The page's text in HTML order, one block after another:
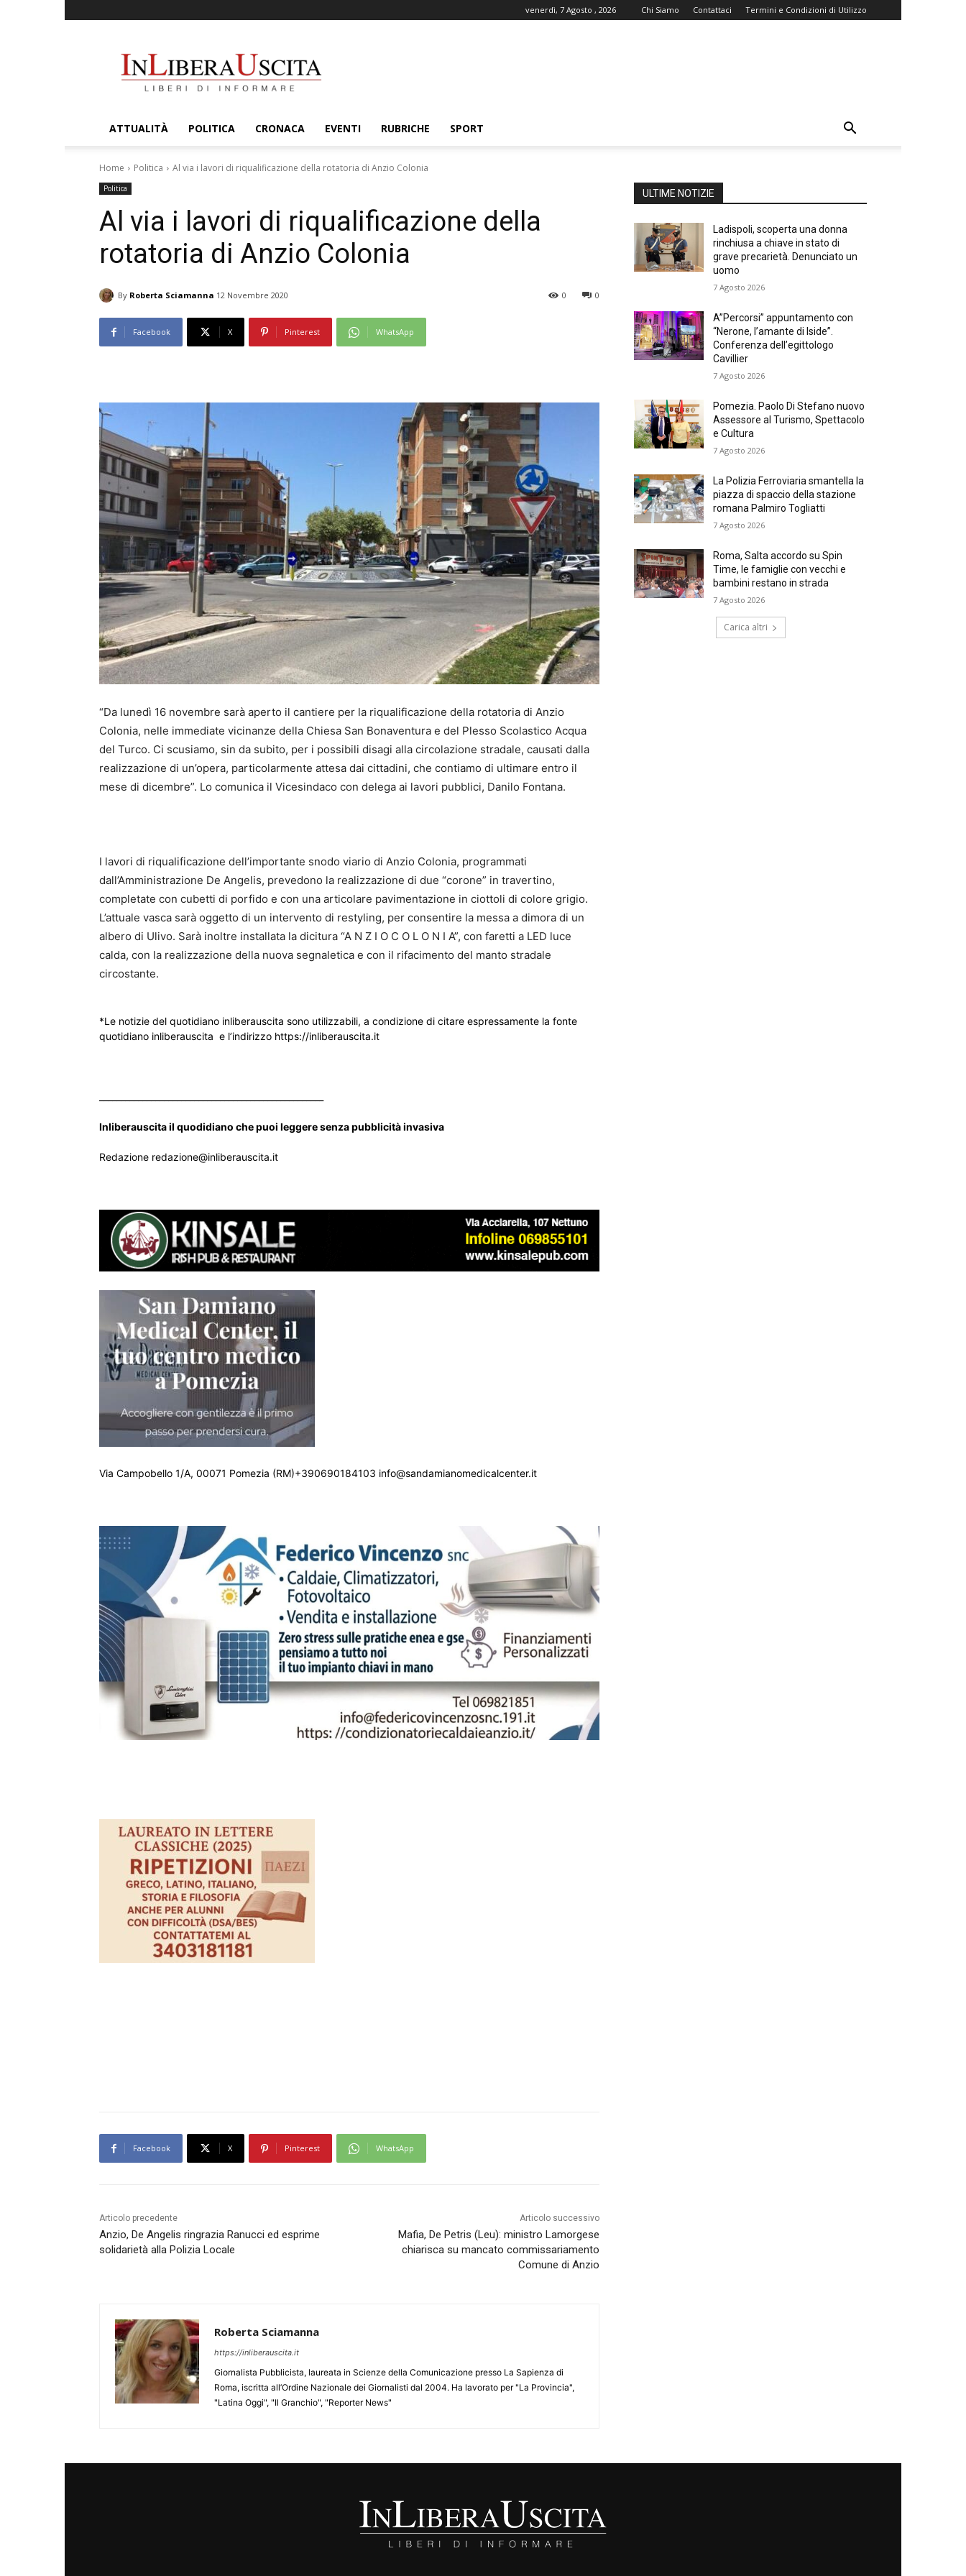
venerdì, 7 Agosto , 2026 Chi Siamo Contattaci Termini e Condizioni di Utilizzo
ATTUALITÀ POLITICA CRONACA EVENTI RUBRICHE SPORT
Home Politica Al via i lavori di riqualificazione della rotatoria di Anzio Colonia
Politica
Al via i lavori di riqualificazione della
rotatoria di Anzio Colonia
By Roberta Sciamanna 12 Novembre 2020 0
0
Facebook X Pinterest WhatsApp
“Da lunedì 16 novembre sarà aperto il cantiere per la riqualificazione della rotatoria di Anzio
Colonia, nelle immediate vicinanze della Chiesa San Bonaventura e del Plesso Scolastico Acqua
del Turco. Ci scusiamo, sin da subito, per i possibili disagi alla circolazione stradale, causati dalla
realizzazione di un’opera, particolarmente attesa dai cittadini, che contiamo di ultimare entro il
mese di dicembre”. Lo comunica il Vicesindaco con delega ai lavori pubblici, Danilo Fontana.
I lavori di riqualificazione dell’importante snodo viario di Anzio Colonia, programmati
dall’Amministrazione De Angelis, prevedono la realizzazione di due “corone” in travertino,
completate con cubetti di porfido e con una articolare pavimentazione in ciottoli di colore grigio.
L’attuale vasca sarà oggetto di un intervento di restyling, per consentire la messa a dimora di un
albero di Ulivo. Sarà inoltre installata la dicitura “A N Z I O C O L O N I A”, con faretti a LED luce
calda, con la realizzazione della nuova segnaletica e con il rifacimento del manto stradale
circostante.
*Le notizie del quotidiano inliberauscita sono utilizzabili, a condizione di citare espressamente la fonte
quotidiano inliberauscita e l’indirizzo https://inliberauscita.it
Inliberauscita il quodidiano che puoi leggere senza pubblicità invasiva
Redazione redazione@inliberauscita.it
Via Campobello 1/A, 00071 Pomezia (RM)+390690184103 info@sandamianomedicalcenter.it
Facebook X Pinterest WhatsApp
Articolo precedente
Anzio, De Angelis ringrazia Ranucci ed esprime
solidarietà alla Polizia Locale
Articolo successivo
Mafia, De Petris (Leu): ministro Lamorgese
chiarisca su mancato commissariamento
Comune di Anzio
Roberta Sciamanna
https://inliberauscita.it
Giornalista Pubblicista, laureata in Scienze della Comunicazione presso La Sapienza di
Roma, iscritta all’Ordine Nazionale dei Giornalisti dal 2004. Ha lavorato per "La Provincia",
"Latina Oggi", "Il Granchio", "Reporter News"
ULTIME NOTIZIE
Ladispoli, scoperta una donna
rinchiusa a chiave in stato di
grave precarietà. Denunciato un
uomo
7 Agosto 2026
A”Percorsi” appuntamento con
“Nerone, l’amante di Iside”.
Conferenza dell’egittologo
Cavillier
7 Agosto 2026
Pomezia. Paolo Di Stefano nuovo
Assessore al Turismo, Spettacolo
e Cultura
7 Agosto 2026
La Polizia Ferroviaria smantella la
piazza di spaccio della stazione
romana Palmiro Togliatti
7 Agosto 2026
Roma, Salta accordo su Spin
Time, le famiglie con vecchi e
bambini restano in strada
7 Agosto 2026
Carica altri